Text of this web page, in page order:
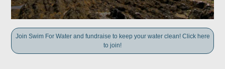
Join Swim For Water and fundraise to keep your water clean! Click here
to join!